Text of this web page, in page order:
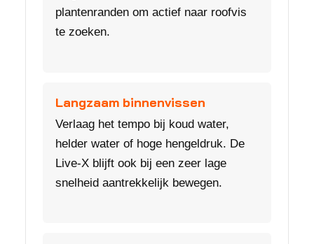
plantenranden om actief naar roofvis
te zoeken.
Langzaam binnenvissen
Verlaag het tempo bij koud water,
helder water of hoge hengeldruk. De
Live-X blijft ook bij een zeer lage
snelheid aantrekkelijk bewegen.